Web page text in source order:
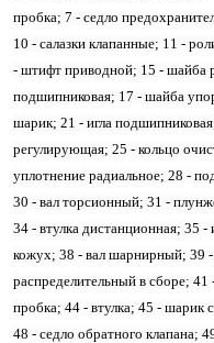
пробка; 7 - седло
10 - салазки клапанные; 11 -
- штифт приводной; 15 - шайба
подшипниковая; 17 - шайба
шарик; 21 - игла
регулирующая; 25 - кольцо
уплотнение радиальное; 28 -
30 - вал торсионный; 31 -
34 - втулка дистанционная; 35
кожух; 38 - вал шарнирный; 39
распределительный в сборе;
пробка; 44 - втулка; 45 - шарик
48 - седло обратного клапана;